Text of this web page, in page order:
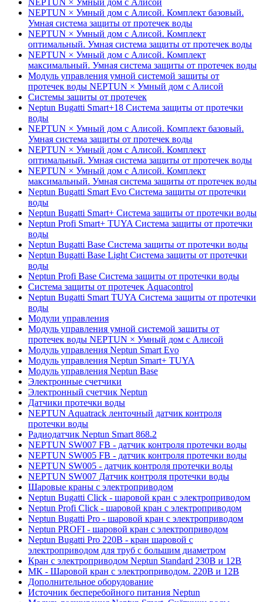
NEPTUN × Умный дом с Алисой. Комплект базовый.
Умная система защиты от протечек воды
NEPTUN × Умный дом с Алисой. Комплект
оптимальный. Умная система защиты от протечек воды
NEPTUN × Умный дом с Алисой. Комплект
максимальный. Умная система защиты от протечек воды
Модуль управления умной системой защиты от
протечек воды NEPTUN × Умный дом с Алисой
Системы защиты от протечек
Neptun Bugatti Smart+18 Система защиты от протечки
воды
NEPTUN × Умный дом с Алисой. Комплект базовый.
Умная система защиты от протечек воды
NEPTUN × Умный дом с Алисой. Комплект
оптимальный. Умная система защиты от протечек воды
NEPTUN × Умный дом с Алисой. Комплект
максимальный. Умная система защиты от протечек воды
Neptun Bugatti Smart Evo Система защиты от протечки
воды
Neptun Bugatti Smart+ Система защиты от протечки воды
Neptun Profi Smart+ TUYA Система защиты от протечки
воды
Neptun Bugatti Base Система защиты от протечки воды
Neptun Bugatti Base Light Система защиты от протечки
воды
Neptun Profi Base Система защиты от протечки воды
Система защиты от протечек Aquacontrol
Neptun Bugatti Smart TUYA Система защиты от протечки
воды
Модули управления
Модуль управления умной системой защиты от
протечек воды NEPTUN × Умный дом с Алисой
Модуль управления Neptun Smart Evo
Модуль управления Neptun Smart+ TUYA
Модуль управления Neptun Base
Электронные счетчики
Электронный счетчик Neptun
Датчики протечки воды
NEPTUN Aquatrack ленточный датчик контроля
протечки воды
Радиодатчик Neptun Smart 868.2
NEPTUN SW007 FB - датчик контроля протечки воды
NEPTUN SW005 FB - датчик контроля протечки воды
NEPTUN SW005 - датчик контроля протечки воды
NEPTUN SW007 Датчик контроля протечки воды
Шаровые краны с электроприводом
Neptun Bugatti Click - шаровой кран с электроприводом
Neptun Profi Click - шаровой кран с электроприводом
Neptun Bugatti Pro - шаровой кран с электроприводом
Neptun PROFI - шаровой кран с электроприводом
Neptun Bugatti Pro 220В - кран шаровой с
электроприводом для труб с большим диаметром
Кран с электроприводом Neptun Standard 230В и 12В
МК - Шаровой кран с электроприводом. 220В и 12В
Дополнительное оборудование
Источник бесперебойного питания Neptun